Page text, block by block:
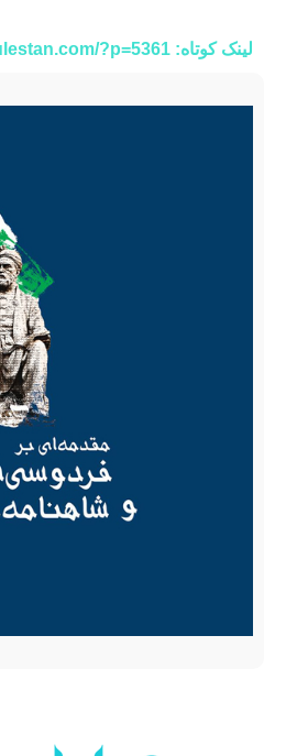
لینک کوتاه: https://kabulestan.com/?p=5361